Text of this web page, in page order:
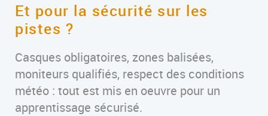
Et pour la sécurité sur les
pistes ?
Casques obligatoires, zones balisées,
moniteurs qualifiés, respect des conditions
météo : tout est mis en oeuvre pour un
apprentissage sécurisé.